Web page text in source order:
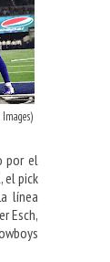
por el
el pick
línea
Esch,